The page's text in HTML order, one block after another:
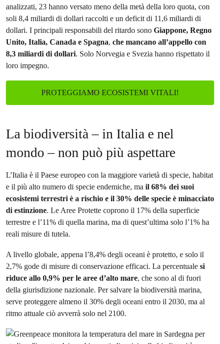
analizzati, 23 hanno versato meno della metà della loro quota, con
soli 8,4 miliardi di dollari raccolti e un deficit di 11,6 miliardi di
dollari. I principali responsabili del ritardo sono Giappone, Regno
Unito, Italia, Canada e Spagna, che mancano all’appello con
8,3 miliardi di dollari. Solo Norvegia e Svezia hanno rispettato il
loro impegno.
PROTEGGIAMO ECOSISTEMI VITALI!
La biodiversità – in Italia e nel
mondo – non può più aspettare
L’Italia è il Paese europeo con la maggiore varietà di specie, habitat
e il più alto numero di specie endemiche, ma il 68% dei suoi
ecosistemi terrestri è a rischio e il 30% delle specie è minacciato
di estinzione. Le Aree Protette coprono il 17% della superficie
terrestre e l’11% di quella marina, ma di quest’ultima solo l’1% ha
reali misure di tutela.
A livello globale, appena l’8,4% degli oceani è protetto, e solo il
2,7% gode di misure di conservazione efficaci. La percentuale si
riduce allo 0,9% per le aree d’alto mare, che sono al di fuori
della giurisdizione nazionale. Per salvare la biodiversità marina,
serve proteggere almeno il 30% degli oceani entro il 2030, ma al
ritmo attuale ciò avverrà solo nel 2100.